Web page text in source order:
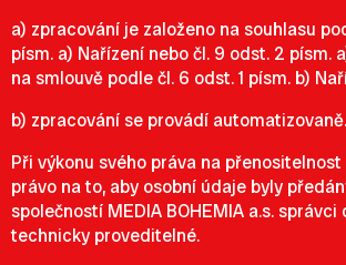
a) zpracování je založeno na souhlasu
písm. a) Nařízení nebo čl. 9 odst. 2 písm.
na smlouvě podle čl. 6 odst. 1 písm. b)
b) zpracování se provádí automatizovaně.
Při výkonu svého práva na
právo na to, aby osobní údaje byly
společností MEDIA BOHEMIA a.s.
technicky proveditelné.